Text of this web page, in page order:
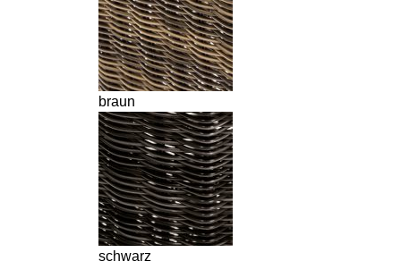
braun
schwarz